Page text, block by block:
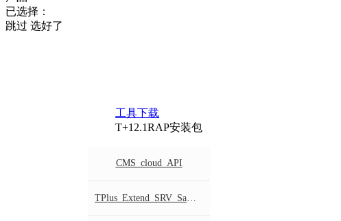
已选择：
跳过 选好了
工具下载
T+12.1RAP安装包
CMS_cloud_API